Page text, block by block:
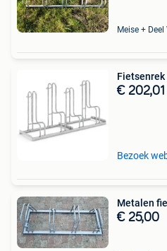
Meise +
€ 202,01
Bezoek
Metalen
€ 25,00